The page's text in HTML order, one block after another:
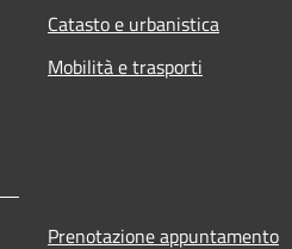
Catasto e urbanistica
Mobilità e trasporti
Prenotazione appuntamento